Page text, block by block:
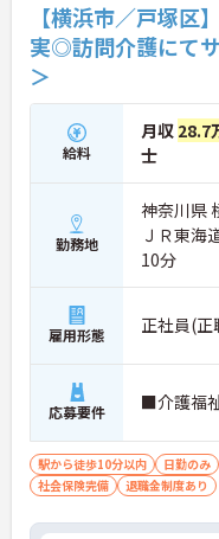
【横浜市／戸塚
実◎訪問介護にて
＞
給料
月収 28.7
士
勤務地
神奈川県
ＪＲ東海
10分
雇用形態 正社員(正
応募要件 ■介護福
駅から徒歩10分以内 日勤のみ
社会保険完備
退職金制度あり